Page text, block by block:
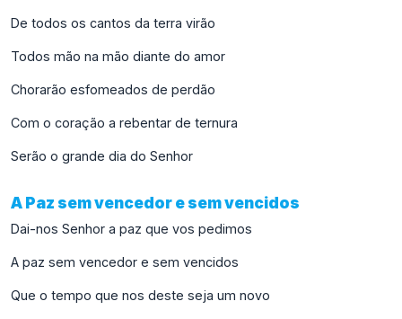
De todos os cantos da terra virão
Todos mão na mão diante do amor
Chorarão esfomeados de perdão
Com o coração a rebentar de ternura
Serão o grande dia do Senhor
A Paz sem vencedor e sem vencidos
Dai-nos Senhor a paz que vos pedimos
A paz sem vencedor e sem vencidos
Que o tempo que nos deste seja um novo